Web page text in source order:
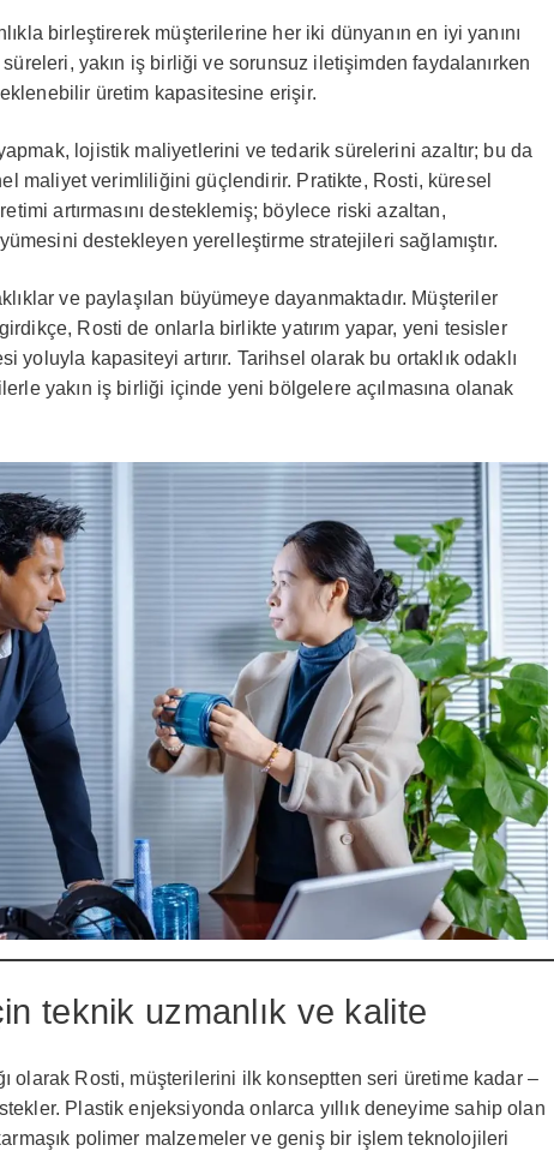
birleştirerek müşterilerine her iki dünyanın en iyi yanını
yakın iş birliği ve sorunsuz iletişimden faydalanırken
üretim kapasitesine erişir.
lojistik maliyetlerini ve tedarik sürelerini azaltır; bu da
maliyet verimliliğini güçlendirir. Pratikte, Rosti, küresel
artırmasını desteklemiş; böylece riski azaltan,
destekleyen yerelleştirme stratejileri sağlamıştır.
ve paylaşılan büyümeye dayanmaktadır. Müşteriler
Rosti de onlarla birlikte yatırım yapar, yeni tesisler
yoluyla kapasiteyi artırır. Tarihsel olarak bu ortaklık odaklı
yakın iş birliği içinde yeni bölgelere açılmasına olanak
teknik uzmanlık ve kalite
olarak Rosti, müşterilerini ilk konseptten seri üretime kadar –
Plastik enjeksiyonda onlarca yıllık deneyime sahip olan
polimer malzemeler ve geniş bir işlem teknolojileri